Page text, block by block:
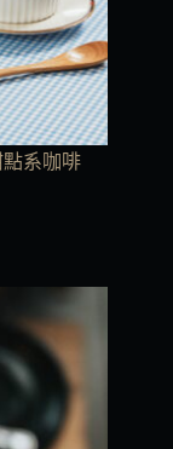
點系咖啡